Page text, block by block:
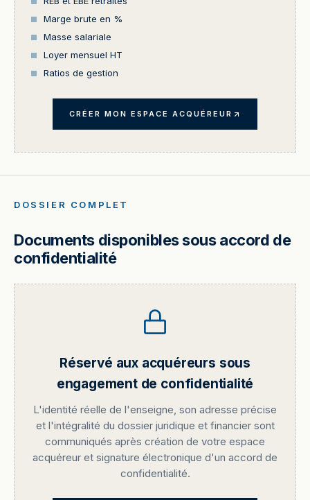
Marge brute en %
Masse salariale
Loyer mensuel HT
Ratios de gestion
CRÉER MON ESPACE ACQUÉREUR
DOSSIER COMPLET
Documents disponibles sous accord de
confidentialité
Réservé aux acquéreurs sous
engagement de confidentialité
L'identité réelle de l'enseigne, son adresse précise
et l'intégralité du dossier juridique et financier sont
communiqués après création de votre espace
acquéreur et signature électronique d'un accord de
confidentialité.